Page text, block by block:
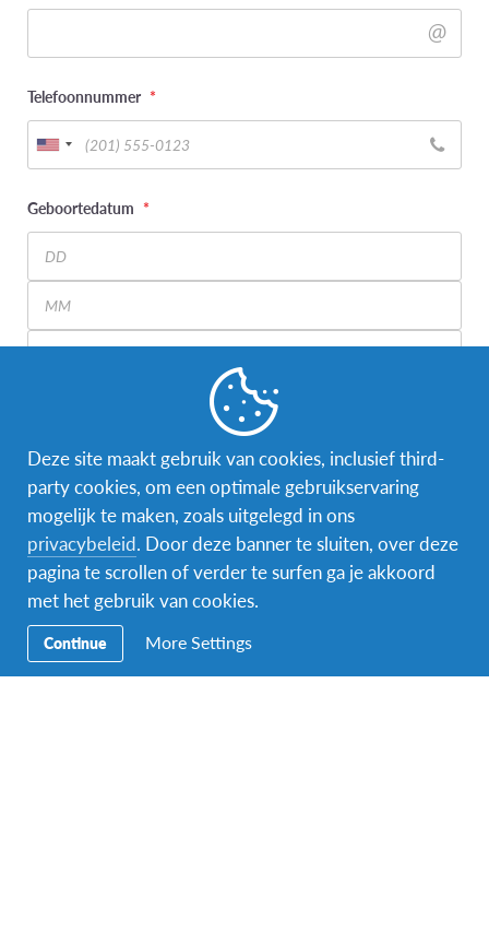
Telefoonnummer *
Geboortedatum *
Day
Month
Wat is uw genderidentiteit? (kandidaat-deelnemer)
Naam van de voogd/ouder *
Voornaam
Deze site maakt gebruik van cookies, inclusief third-
party cookies, om een optimale gebruikservaring
mogelijk te maken, zoals uitgelegd in ons
privacybeleid. Door deze banner te sluiten, over deze
pagina te scrollen of verder te surfen ga je akkoord
met het gebruik van cookies.
Continue More Settings